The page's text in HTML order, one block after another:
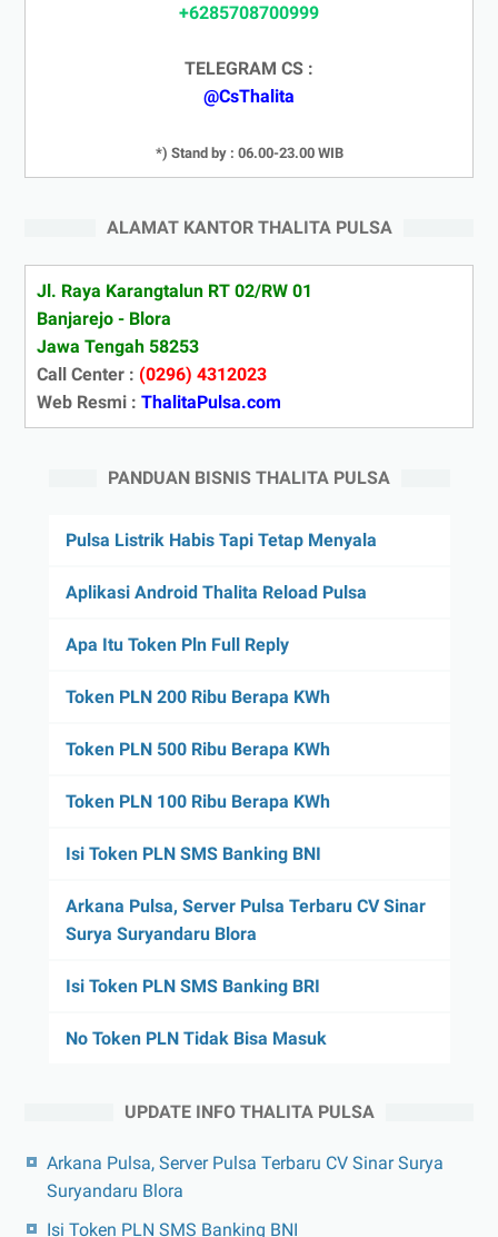
+6285708700999
TELEGRAM CS :
@CsThalita
*) Stand by : 06.00-23.00 WIB
ALAMAT KANTOR THALITA PULSA
Jl. Raya Karangtalun RT 02/RW 01
Banjarejo - Blora
Jawa Tengah 58253
Call Center : (0296) 4312023
Web Resmi : ThalitaPulsa.com
PANDUAN BISNIS THALITA PULSA
Pulsa Listrik Habis Tapi Tetap Menyala
Aplikasi Android Thalita Reload Pulsa
Apa Itu Token Pln Full Reply
Token PLN 200 Ribu Berapa KWh
Token PLN 500 Ribu Berapa KWh
Token PLN 100 Ribu Berapa KWh
Isi Token PLN SMS Banking BNI
Arkana Pulsa, Server Pulsa Terbaru CV Sinar
Surya Suryandaru Blora
Isi Token PLN SMS Banking BRI
No Token PLN Tidak Bisa Masuk
UPDATE INFO THALITA PULSA
Arkana Pulsa, Server Pulsa Terbaru CV Sinar Surya
Suryandaru Blora
Isi Token PLN SMS Banking BNI